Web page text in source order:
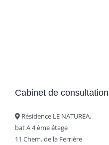
Cabinet de consultation
Résidence LE NATUREA,
bat A 4 ème étage
11 Chem. de la Ferrière